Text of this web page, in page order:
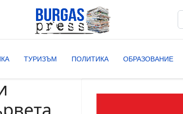
ТУРИЗЪМ ПОЛИТИКА ОБРАЗОВАНИЕ